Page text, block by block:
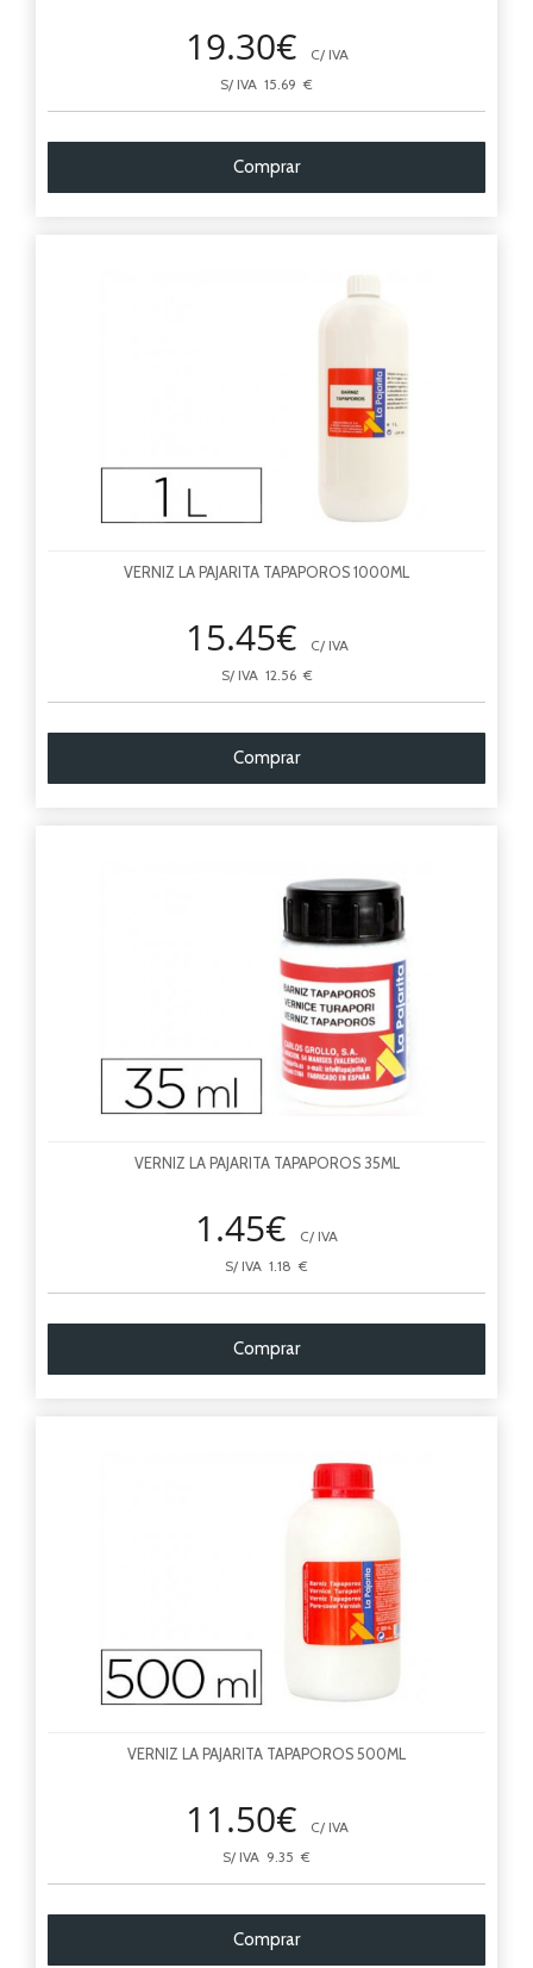
19.30€
C/ IVA
S/ IVA 15.69 €
Comprar
VERNIZ LA PAJARITA TAPAPOROS 1000ML
15.45€
C/ IVA
S/ IVA 12.56 €
Comprar
VERNIZ LA PAJARITA TAPAPOROS 35ML
1.45€
C/ IVA
S/ IVA 1.18 €
Comprar
VERNIZ LA PAJARITA TAPAPOROS 500ML
11.50€
C/ IVA
S/ IVA 9.35 €
Comprar